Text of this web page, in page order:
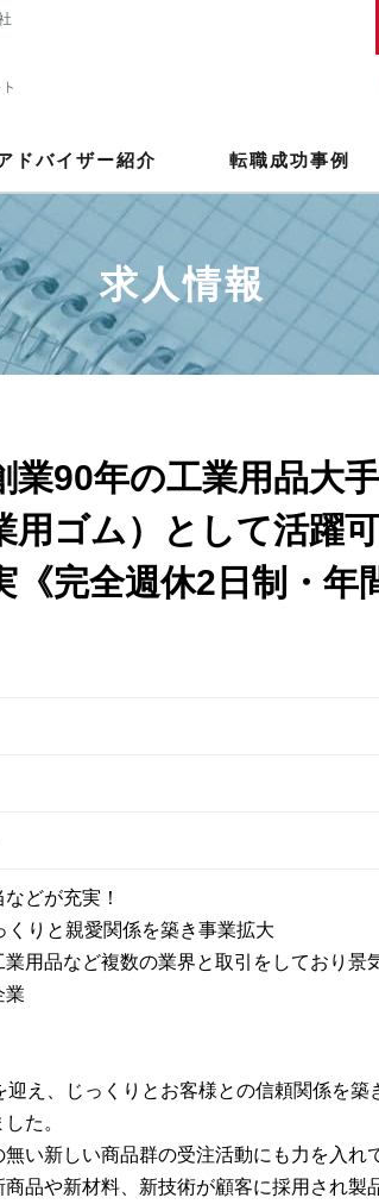
ドバイザー紹介 転職成功事例
求人情報
業90年の工業用品大
用ゴム）として活躍可
完全週休2日制・年
どが充実！
りと親愛関係を築き事業拡大
用品など複数の業界と取引をしており景
業
え、じっくりとお客様との信頼関係を築
た。
い新しい商品群の受注活動にも力を入れ
品や新材料、新技術が顧客に採用され製